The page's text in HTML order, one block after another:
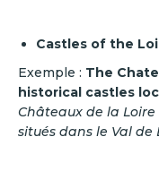
Castles of the
Exemple : The
historical castles
Châteaux de la
situés dans le Val de